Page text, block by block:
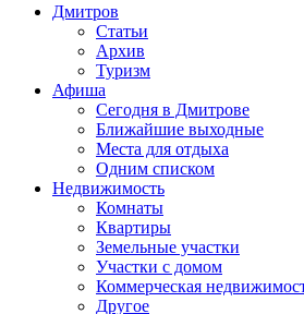
Дмитров
Статьи
Архив
Туризм
Афиша
Сегодня в Дмитрове
Ближайшие выходные
Места для отдыха
Одним списком
Недвижимость
Комнаты
Квартиры
Земельные участки
Участки с домом
Коммерческая
Другое